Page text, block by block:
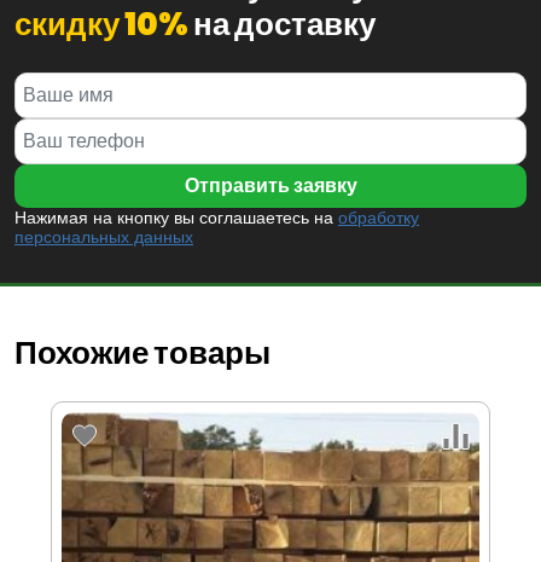
скидку 10%на доставку
Нажимая на кнопку вы соглашаетесь на обработку
персональных данных
Похожие товары